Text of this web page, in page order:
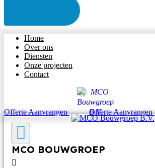
Home
Over ons
Diensten
Onze projecten
Contact
Offerte Aanvrangen Offerte Aanvrangen
MCO BOUWGROEP